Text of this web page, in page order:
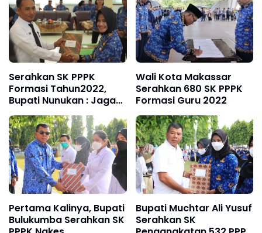
Serahkan SK PPPK
Formasi Tahun2022,
Bupati Nunukan : Jaga
Dan Imbangi Amanah Ini
Dengan Kejujuran,
Keikhlasan, Serta
Prestasi dalam Bekerja
Wali Kota Makassar
Serahkan 680 SK PPPK
Formasi Guru 2022
Pertama Kalinya, Bupati
Bulukumba Serahkan SK
Bupati Muchtar Ali Yusuf
Serahkan SK